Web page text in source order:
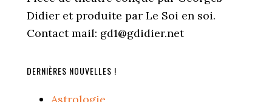
Didier et produite par Le Soi en soi.
Contact mail: gd1@gdidier.net
DERNIÈRES NOUVELLES !